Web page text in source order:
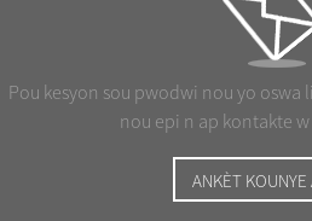
Pou kesyon sou pwodwi nou yo
nou epi n ap kontakte w
ANKÈT KOUNYE